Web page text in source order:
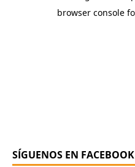
SÍGUENOS EN FACEBOOK